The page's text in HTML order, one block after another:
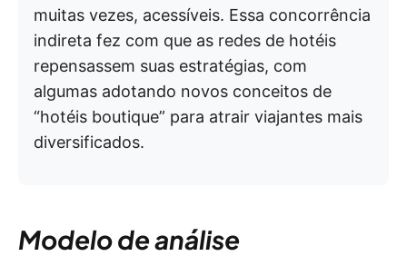
muitas vezes, acessíveis. Essa concorrência
indireta fez com que as redes de hotéis
repensassem suas estratégias, com
algumas adotando novos conceitos de
“hotéis boutique” para atrair viajantes mais
diversificados.
Modelo de análise